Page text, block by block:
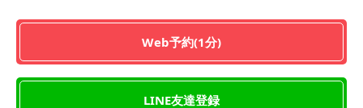
Web予約(1分)
LINE友達登録